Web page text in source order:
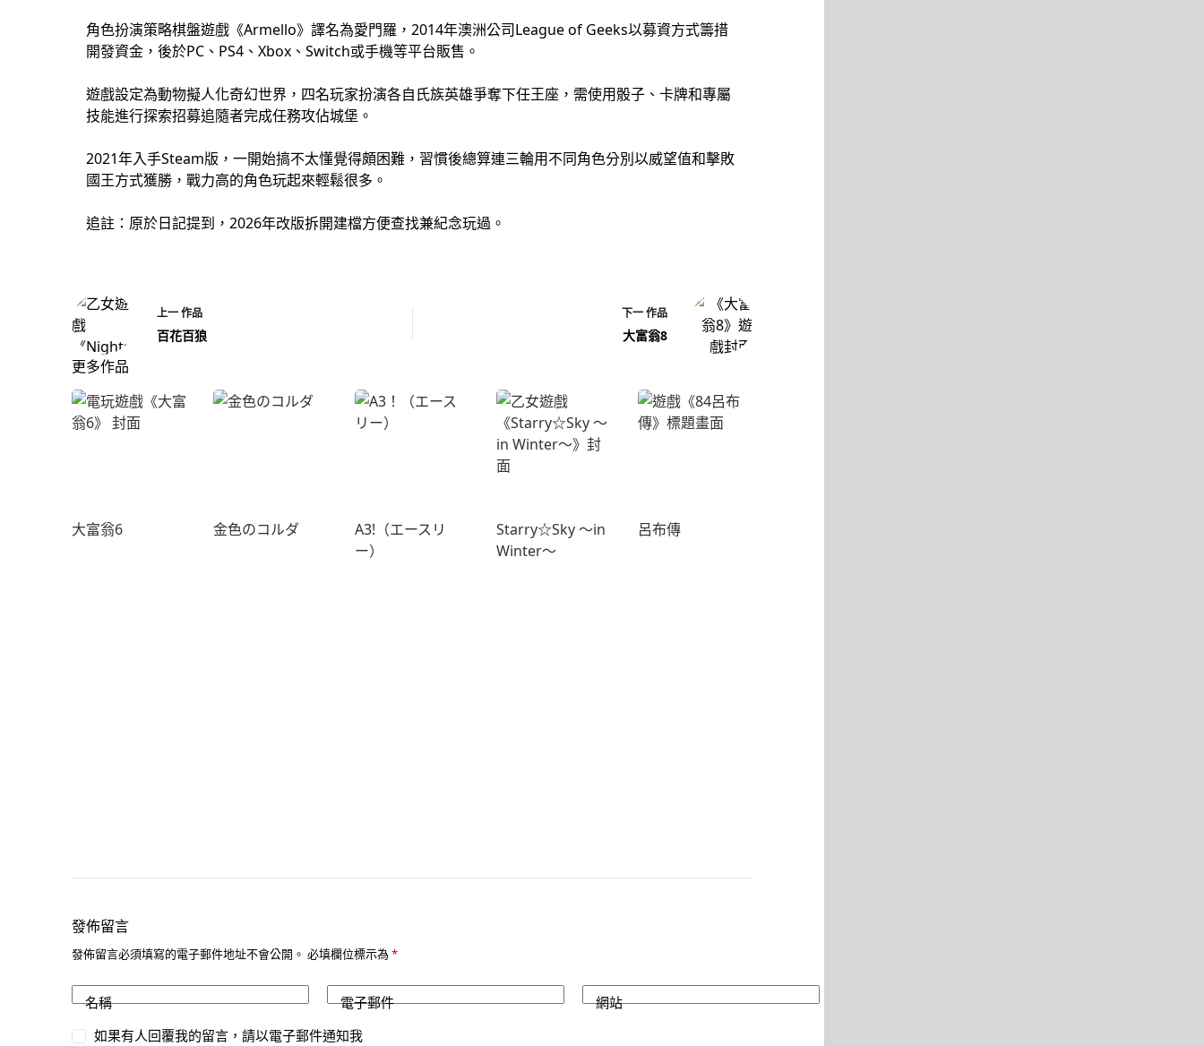
角色扮演策略棋盤遊戲《Armello》譯名為愛門羅，2014年澳洲公司League of Geeks以募資方式籌措
開發資金，後於PC、PS4、Xbox、Switch或手機等平台販售。
遊戲設定為動物擬人化奇幻世界，四名玩家扮演各自氏族英雄爭奪下任王座，需使用骰子、卡牌和專屬
技能進行探索招募追隨者完成任務攻佔城堡。
2021年入手Steam版，一開始搞不太懂覺得頗困難，習慣後總算連三輪用不同角色分別以威望值和擊敗
國王方式獲勝，戰力高的角色玩起來輕鬆很多。
追註：原於日記提到，2026年改版拆開建檔方便查找兼紀念玩過。
上一作品
百花百狼
下一作品
大富翁8
更多作品
大富翁6 金色のコルダ
A3!（エースリ
ー）
Starry☆Sky ～in
Winter～
呂布傳
發佈留言
發佈留言必須填寫的電子郵件地址不會公開。 必填欄位標示為 *
名稱 電子郵件
網站
如果有人回覆我的留言，請以電子郵件通知我